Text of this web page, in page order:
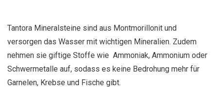
Tantora Mineralsteine sind aus Montmorillonit und
versorgen das Wasser mit wichtigen Mineralien. Zudem
nehmen sie giftige Stoffe wie Ammoniak, Ammonium oder
Schwermetalle auf, sodass es keine Bedrohung mehr für
Garnelen, Krebse und Fische gibt.